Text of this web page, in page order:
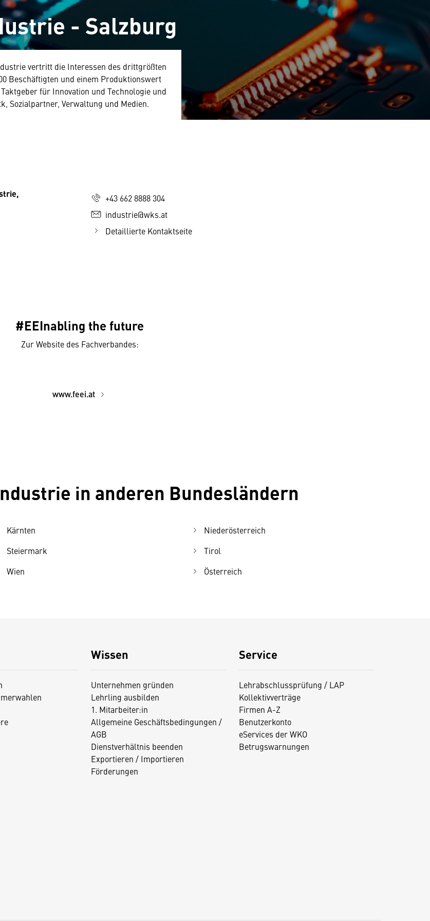
- Salzburg
vertritt die Interessen des drittgrößten
Beschäftigten und einem Produktionswert
für Innovation und Technologie und
Sozialpartner, Verwaltung und Medien.
+43 662 8888 304
industrie@wks.at
Detaillierte Kontaktseite
#EEInabling the future
Zur Website des Fachverbandes:
www.feei.at
in anderen Bundesländern
Kärnten
Niederösterreich
Steiermark
Tirol
Wien Österreich
Wissen
Unternehmen gründen
Lehrling ausbilden
1. Mitarbeiter:in
Allgemeine Geschäftsbedingungen /
AGB
Dienstverhältnis beenden
Exportieren / Importieren
Förderungen
Service
Lehrabschlussprüfung / LAP
Kollektivverträge
Firmen A-Z
Benutzerkonto
eServices der WKO
Betrugswarnungen